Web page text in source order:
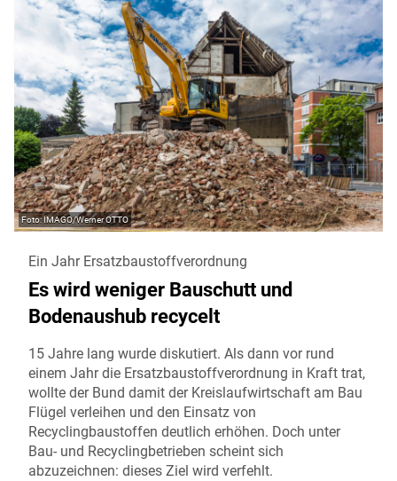
IMAGO/Werner OTTO
Ein Jahr Ersatzbaustoffverordnung
Es wird weniger Bauschutt und
Bodenaushub recycelt
15 Jahre lang wurde diskutiert. Als dann vor rund
einem Jahr die Ersatzbaustoffverordnung in Kraft trat,
wollte der Bund damit der Kreislaufwirtschaft am Bau
Flügel verleihen und den Einsatz von
Recyclingbaustoffen deutlich erhöhen. Doch unter
Bau- und Recyclingbetrieben scheint sich
abzuzeichnen: dieses Ziel wird verfehlt.